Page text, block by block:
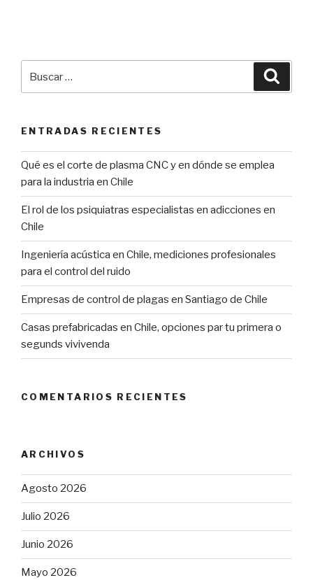
ENTRADAS RECIENTES
Qué es el corte de plasma CNC y en dónde se emplea
para la industria en Chile
El rol de los psiquiatras especialistas en adicciones en
Chile
Ingeniería acústica en Chile, mediciones profesionales
para el control del ruido
Empresas de control de plagas en Santiago de Chile
Casas prefabricadas en Chile, opciones par tu primera o
segunds vivivenda
COMENTARIOS RECIENTES
ARCHIVOS
Agosto 2026
Julio 2026
Junio 2026
Mayo 2026